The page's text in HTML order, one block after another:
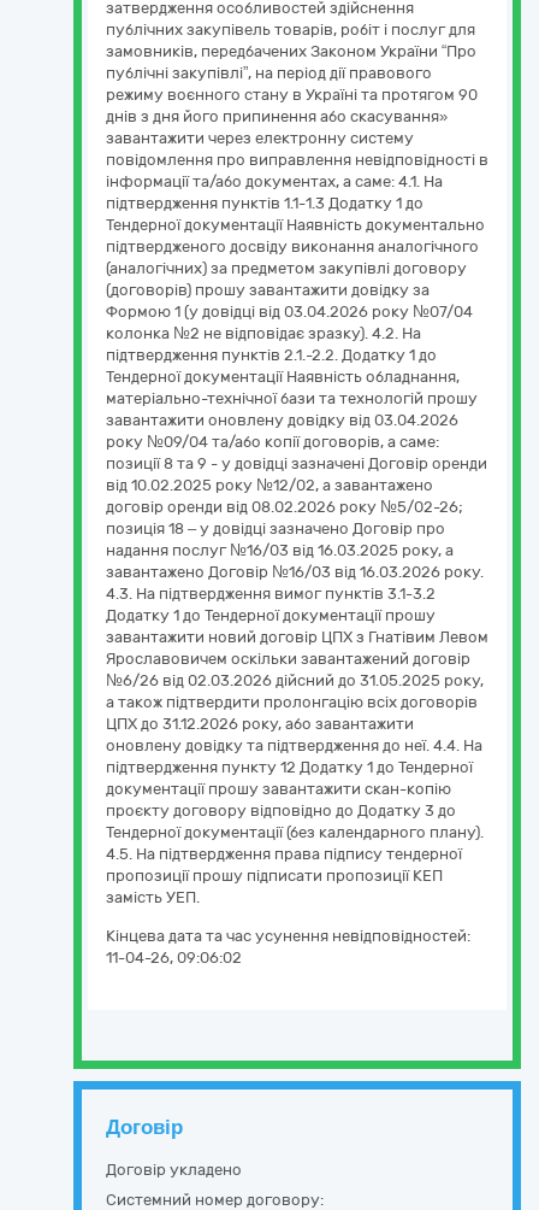
затвердження особливостей здійснення
публічних закупівель товарів, робіт і послуг для
замовників, передбачених Законом України “Про
публічні закупівлі”, на період дії правового
режиму воєнного стану в Україні та протягом 90
днів з дня його припинення або скасування»
завантажити через електронну систему
повідомлення про виправлення невідповідності в
інформації та/або документах, а саме: 4.1. На
підтвердження пунктів 1.1-1.3 Додатку 1 до
Тендерної документації Наявність документально
підтвердженого досвіду виконання аналогічного
(аналогічних) за предметом закупівлі договору
(договорів) прошу завантажити довідку за
Формою 1 (у довідці від 03.04.2026 року №07/04
колонка №2 не відповідає зразку). 4.2. На
підтвердження пунктів 2.1.-2.2. Додатку 1 до
Тендерної документації Наявність обладнання,
матеріально-технічної бази та технологій прошу
завантажити оновлену довідку від 03.04.2026
року №09/04 та/або копії договорів, а саме:
позиції 8 та 9 - у довідці зазначені Договір оренди
від 10.02.2025 року №12/02, а завантажено
договір оренди від 08.02.2026 року №5/02-26;
позиція 18 – у довідці зазначено Договір про
надання послуг №16/03 від 16.03.2025 року, а
завантажено Договір №16/03 від 16.03.2026 року.
4.3. На підтвердження вимог пунктів 3.1-3.2
Додатку 1 до Тендерної документації прошу
завантажити новий договір ЦПХ з Гнатівим Левом
Ярославовичем оскільки завантажений договір
№6/26 від 02.03.2026 дійсний до 31.05.2025 року,
а також підтвердити пролонгацію всіх договорів
ЦПХ до 31.12.2026 року, або завантажити
оновлену довідку та підтвердження до неї. 4.4. На
підтвердження пункту 12 Додатку 1 до Тендерної
документації прошу завантажити скан-копію
проєкту договору відповідно до Додатку 3 до
Тендерної документації (без календарного плану).
4.5. На підтвердження права підпису тендерної
пропозиції прошу підписати пропозиції КЕП
замість УЕП.
Кінцева дата та час усунення невідповідностей:
11-04-26, 09:06:02
Договір
Договір укладено
Системний номер договору: